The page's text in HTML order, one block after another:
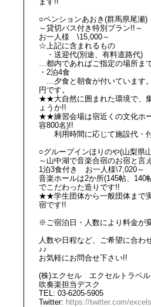
○ペンションあおき(群馬県尾瀬)
～貸切バス付き特別プラン!!～
お一人様 \15,000～
☆上記に含まれるもの
・送迎代(別途、有料道路代)
…都内であればご指定の場所ま
・2泊4食
…夕食と朝食が付いています
円です。
★★大自然に囲まれた環境で、
ょうか!!
★★練習会場は宿近くの文化ホ
容800名)!!
利用時間に応じて施設代・付
○グループインほりのや(山梨県
～山中湖で音楽合宿のお宿と言
1泊3食付き お一人様\7,020～
音楽ホールは2か所(145帖、140
でこだわった造りです!!
★★学生団体から一般団体まで
宿です!!
※ご宿泊日・人数により料金が
人数や日程など、ご希望に合わ
♪♪
お気軽にお問合せ下さい!!
(株)エクセル エクセルトラベル
吹奏楽担当デスク
TEL: 03-6205-5905
Twitter: https://twitter.com/